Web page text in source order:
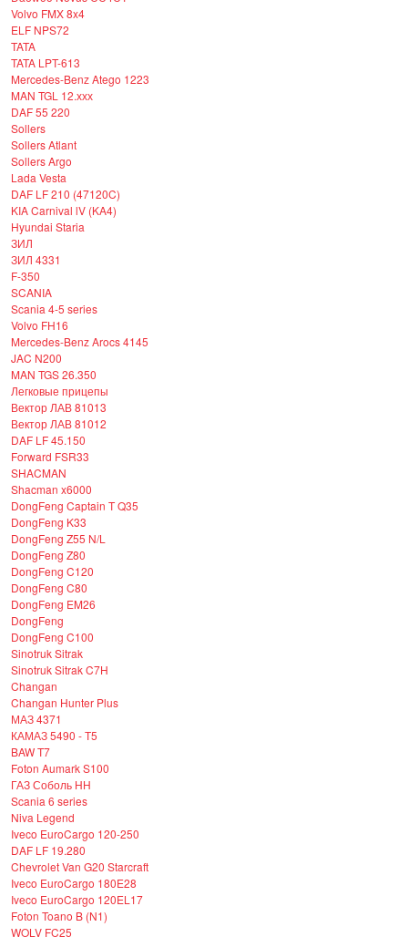
Volvo FMX 8x4
ELF NPS72
TATA
TATA LPT-613
Mercedes-Benz Atego 1223
MAN TGL 12.ххх
DAF 55 220
Sollers
Sollers Atlant
Sollers Argo
Lada Vesta
DAF LF 210 (47120C)
KIA Carnival lV (KA4)
Hyundai Staria
ЗИЛ
ЗИЛ 4331
F-350
SCANIA
Scania 4-5 series
Volvo FH16
Mercedes-Benz Arocs 4145
JAC N200
MAN TGS 26.350
Легковые прицепы
Вектор ЛАВ 81013
Вектор ЛАВ 81012
DAF LF 45.150
Forward FSR33
SHACMAN
Shacman x6000
DongFeng Captain T Q35
DongFeng K33
DongFeng Z55 N/L
DongFeng Z80
DongFeng C120
DongFeng C80
DongFeng EM26
DongFeng
DongFeng C100
Sinotruk Sitrak
Sinotruk Sitrak C7H
Changan
Changan Hunter Plus
МАЗ 4371
КАМАЗ 5490 - Т5
BAW T7
Foton Aumark S100
ГАЗ Соболь НН
Scania 6 series
Niva Legend
Iveco EuroCargo 120-250
DAF LF 19.280
Chevrolet Van G20 Starcraft
Iveco EuroCargo 180E28
Iveco EuroCargo 120EL17
Foton Toano B (N1)
WOLV FC25